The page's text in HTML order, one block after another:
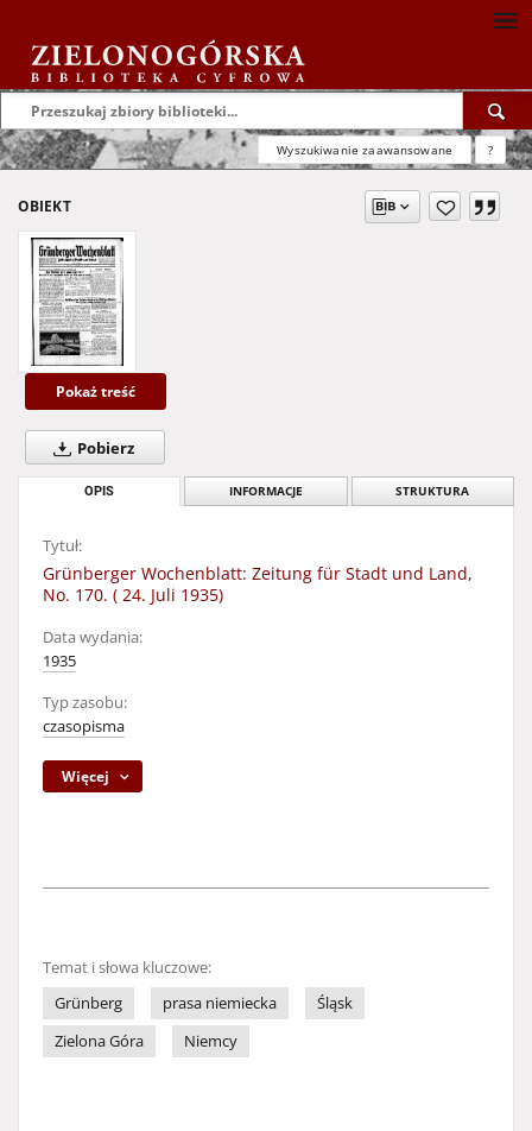
Wyszukiwanie zaawansowane ?
OBIEKT
Pokaż treść
Pobierz
OPIS INFORMACJE STRUKTURA
Tytuł:
Grünberger Wochenblatt: Zeitung für Stadt und Land,
No. 170. ( 24. Juli 1935)
Data wydania:
1935
Typ zasobu:
czasopisma
Więcej
Temat i słowa kluczowe:
Grünberg
prasa niemiecka
Śląsk
Zielona Góra
Niemcy